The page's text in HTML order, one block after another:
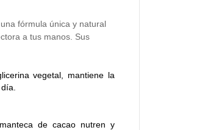
fórmula única y natural
a tus manos. Sus
vegetal, mantiene la
de cacao nutren y